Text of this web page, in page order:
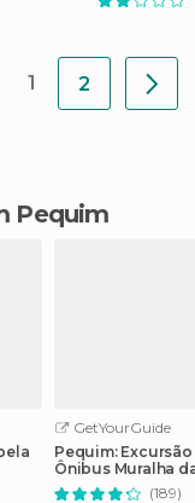
1 2
Pequim
GetYourGuide
Pequim:
Ônibus Muralha
em Mutianyu(189)